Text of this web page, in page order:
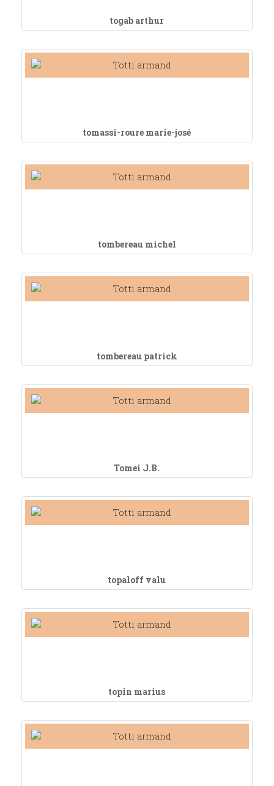
togab arthur
tomassi-roure marie-josé
tombereau michel
tombereau patrick
Tomei J.B.
topaloff valu
topin marius